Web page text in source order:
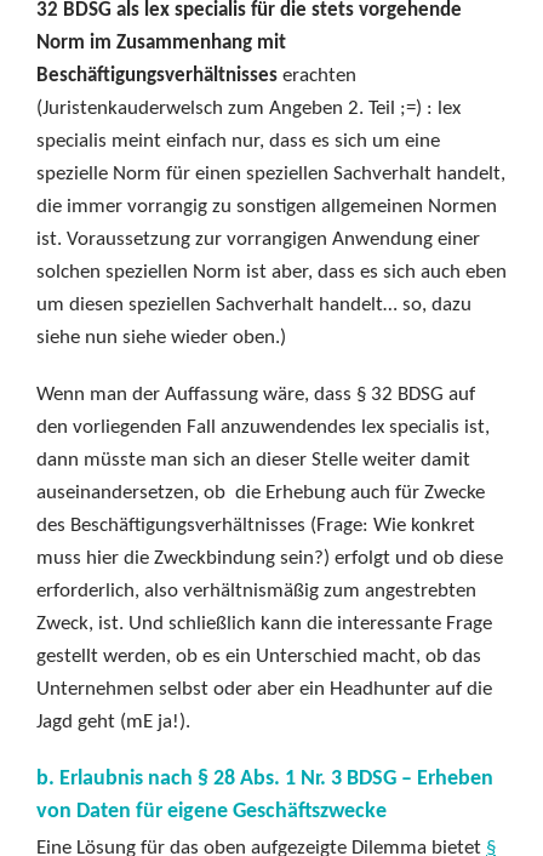
32 BDSG als lex specialis für die stets vorgehende
Norm im Zusammenhang mit
Beschäftigungsverhältnisses erachten
(Juristenkauderwelsch zum Angeben 2. Teil ;=) : lex
specialis meint einfach nur, dass es sich um eine
spezielle Norm für einen speziellen Sachverhalt handelt,
die immer vorrangig zu sonstigen allgemeinen Normen
ist. Voraussetzung zur vorrangigen Anwendung einer
solchen speziellen Norm ist aber, dass es sich auch eben
um diesen speziellen Sachverhalt handelt… so, dazu
siehe nun siehe wieder oben.)
Wenn man der Auffassung wäre, dass § 32 BDSG auf
den vorliegenden Fall anzuwendendes lex specialis ist,
dann müsste man sich an dieser Stelle weiter damit
auseinandersetzen, ob die Erhebung auch für Zwecke
des Beschäftigungsverhältnisses (Frage: Wie konkret
muss hier die Zweckbindung sein?) erfolgt und ob diese
erforderlich, also verhältnismäßig zum angestrebten
Zweck, ist. Und schließlich kann die interessante Frage
gestellt werden, ob es ein Unterschied macht, ob das
Unternehmen selbst oder aber ein Headhunter auf die
Jagd geht (mE ja!).
b. Erlaubnis nach § 28 Abs. 1 Nr. 3 BDSG – Erheben
von Daten für eigene Geschäftszwecke
Eine Lösung für das oben aufgezeigte Dilemma bietet §